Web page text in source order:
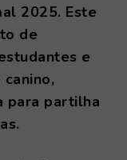
2025. Este
de
e
para partilha